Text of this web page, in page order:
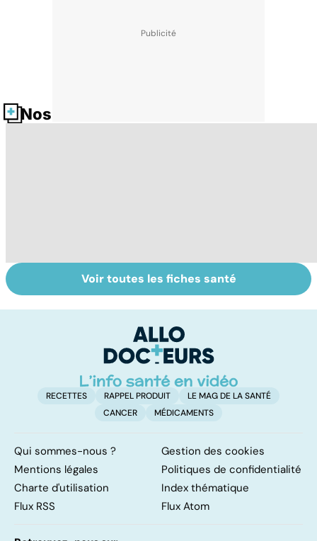
Nos fiches santé
Pourquoi et
comment
Cellulite : le mal
des femmes
Voir toutes les fiches santé
RECETTES RAPPEL PRODUIT
LE MAG DE LA SANTÉ
CANCER
MÉDICAMENTS
Qui sommes-nous ?
Gestion des cookies
Mentions légales
Politiques de confidentialité
Charte d'utilisation
Index thématique
Flux RSS
Flux Atom